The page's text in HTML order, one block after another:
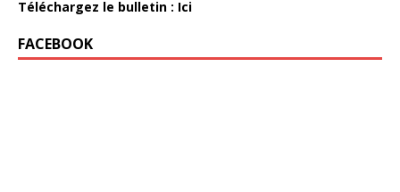
Téléchargez le bulletin : Ici
FACEBOOK